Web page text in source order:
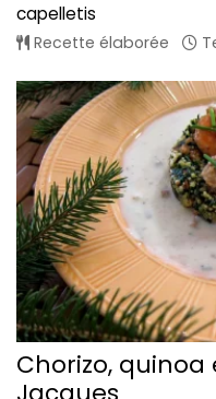
capelletis
Recette élaborée
Chorizo,